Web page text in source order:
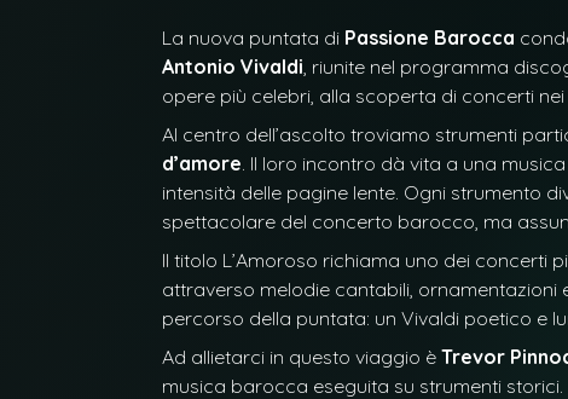
La nuova puntata di Passione Barocca
Antonio Vivaldi, riunite nel programma
opere più celebri, alla scoperta di concerti
Al centro dell’ascolto troviamo strumenti
d’amore. Il loro incontro dà vita a una
intensità delle pagine lente. Ogni strumento
spettacolare del concerto barocco, ma
Il titolo L’Amoroso richiama uno dei concerti
attraverso melodie cantabili, ornamentazioni
percorso della puntata: un Vivaldi poetico e
Ad allietarci in questo viaggio èTrevor
musica barocca eseguita su strumenti